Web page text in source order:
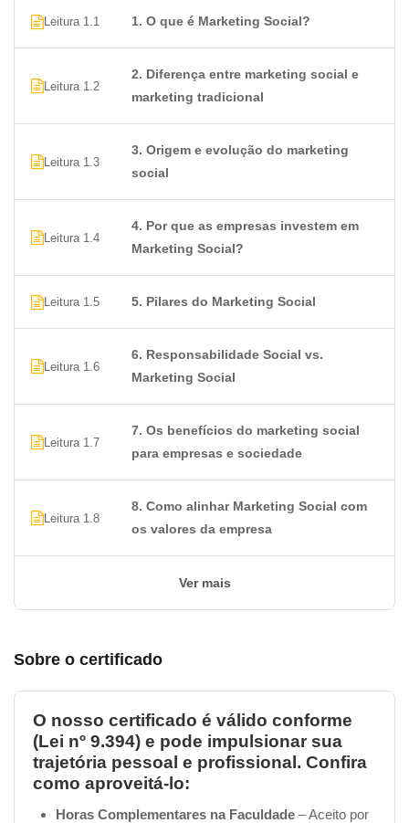
Leitura 1.1 1. O que é Marketing Social?
Leitura 1.2
2. Diferença entre marketing social e
marketing tradicional
Leitura 1.3
3. Origem e evolução do marketing
social
Leitura 1.4
4. Por que as empresas investem em
Marketing Social?
Leitura 1.5 5. Pilares do Marketing Social
Leitura 1.6
6. Responsabilidade Social vs.
Marketing Social
Leitura 1.7
7. Os benefícios do marketing social
para empresas e sociedade
Leitura 1.8
8. Como alinhar Marketing Social com
os valores da empresa
Ver mais
Sobre o certificado
O nosso certificado é válido conforme
(Lei nº 9.394) e pode impulsionar sua
trajetória pessoal e profissional. Confira
como aproveitá-lo:
Horas Complementares na Faculdade – Aceito por